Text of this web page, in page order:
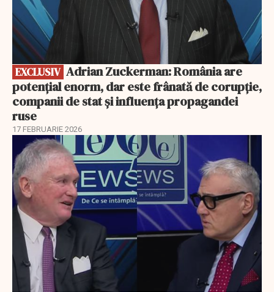
EXCLUSIV
potențial enorm, dar este frânată de corupție,
companii de stat și influența propagandei
ruse
17 FEBRUARIE 2026
EXCLUSIV